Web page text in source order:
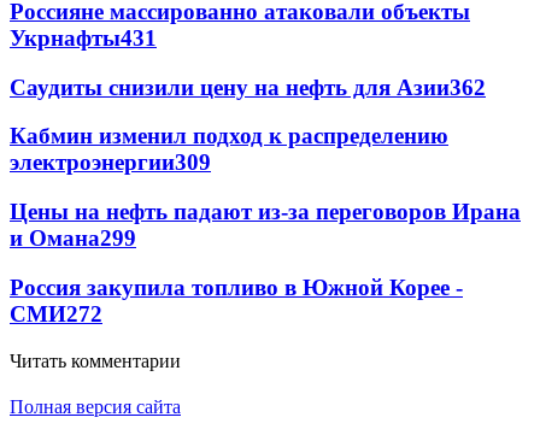
Россияне массированно атаковали объекты
Укрнафты431
Саудиты снизили цену на нефть для Азии362
Кабмин изменил подход к распределению
электроэнергии309
Цены на нефть падают из-за переговоров Ирана
и Омана299
Россия закупила топливо в Южной Корее -
СМИ272
Читать комментарии
Полная версия сайта